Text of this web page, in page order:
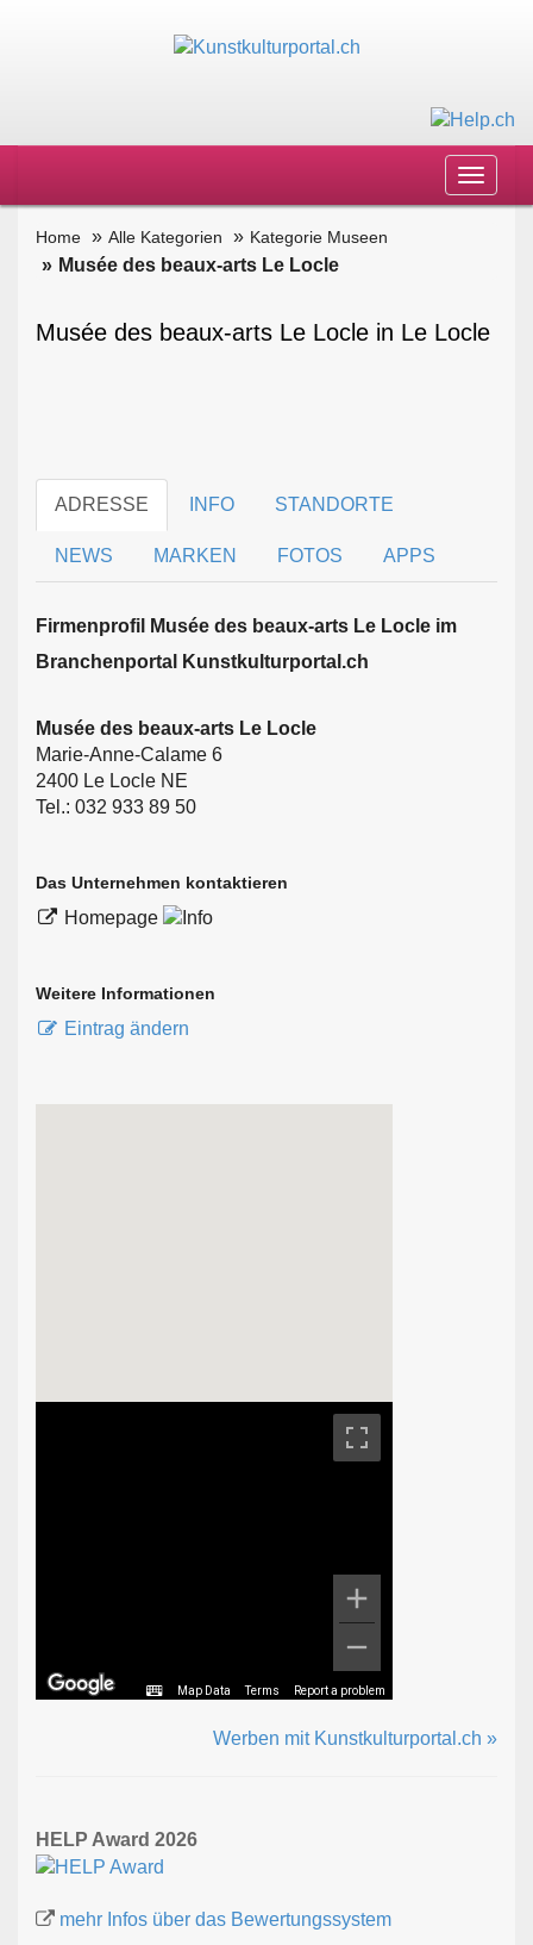
Toggle
Home Alle Kategorien Kategorie Museen
Musée des beaux-arts Le Locle
Musée des beaux-arts Le Locle in Le Locle
ADRESSE INFO STANDORTE
NEWS MARKEN FOTOS APPS
Firmen­profil Musée des beaux-arts Le Locle im
Branchen­portal Kunstkulturportal.ch
Musée des beaux-arts Le Locle
Marie-Anne-Calame 6
2400 Le Locle NE
Tel.: 032 933 89 50
Das Unternehmen kontaktieren
Homepage
Weitere Informationen
Eintrag ändern
Map Data Terms Report a problem
Werben mit Kunstkulturportal.ch »
HELP Award 2026
mehr Infos über das Bewertungssystem